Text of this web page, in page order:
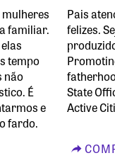
mulheres
familiar.
tempo
não
É
e
fardo.
Pais
felizes.
State
Active